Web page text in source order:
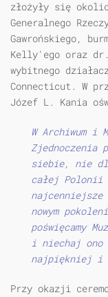
złożyły się
Generalnego
Gawrońskiego,
Kelly'ego oraz dr.
wybitnego
Connecticut. W
Józef L. Kania
W Archiwum i
Zjednoczenia
siebie, nie
całej Polonii
najcenniejsze
nowym
poświęcamy
i niechaj ono
najpiękniej i
Przy okazji